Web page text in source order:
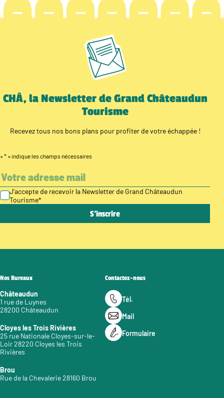
CHÂ, la Newsletter de Grand Châteaudun
Tourisme
Recevez tous nos bons plans pour profiter de votre échappée !
« * » indique les champs nécessaires
J’accepte de recevoir la Newsletter de Grand Châteaudun
Tourisme*
Nos Bureaux
Châteaudun
1 rue de Luynes
28200 Châteaudun
Cloyes les Trois Rivières
25 rue Nationale Cloyes-sur-le-
Loir 28220 Cloyes les Trois
Rivières
Brou
Rue de la Chevalerie 28160 Brou
Contactez-nous
Tél.
Mail
Formulaire